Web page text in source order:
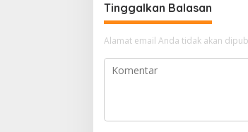
Tinggalkan Balasan
Alamat email Anda tidak akan